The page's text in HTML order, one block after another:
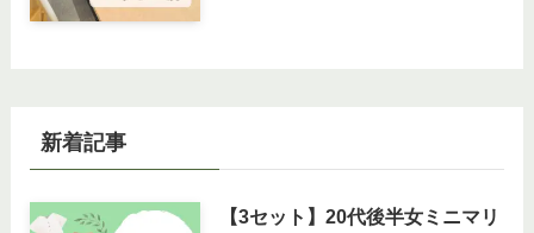
新着記事
【3セット】20代後半女ミニマリ